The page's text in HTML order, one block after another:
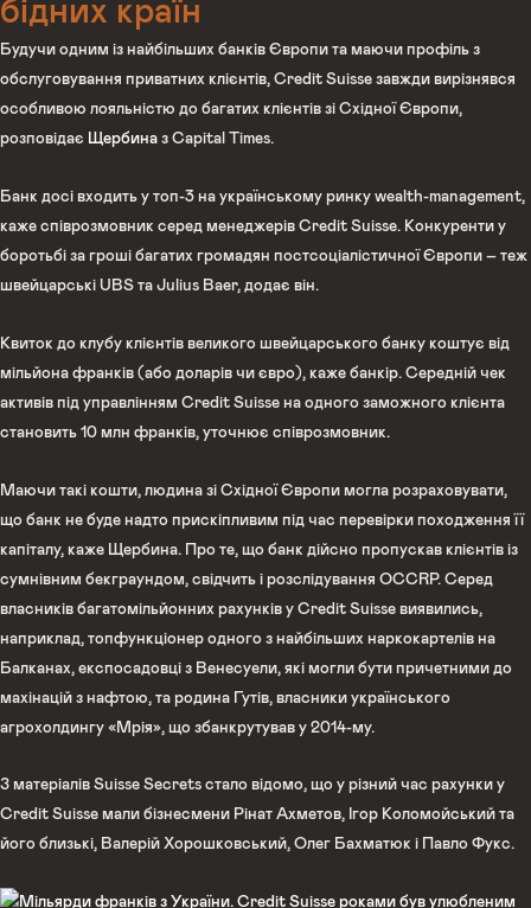
бідних країн
Будучи одним із найбільших банків Європи та маючи профіль з
обслуговування приватних клієнтів, Credit Suisse завжди вирізнявся
особливою лояльністю до багатих клієнтів зі Східної Європи,
розповідає Щербина з Capital Times.
Банк досі входить у топ-3 на українському ринку wealth-management,
каже співрозмовник серед менеджерів Credit Suisse. Конкуренти у
боротьбі за гроші багатих громадян постсоціалістичної Європи – теж
швейцарські UBS та Julius Baer, додає він.
Квиток до клубу клієнтів великого швейцарського банку коштує від
мільйона франків (або доларів чи євро), каже банкір. Середній чек
активів під управлінням Credit Suisse на одного заможного клієнта
становить 10 млн франків, уточнює співрозмовник.
Маючи такі кошти, людина зі Східної Європи могла розраховувати,
що банк не буде надто прискіпливим під час перевірки походження її
капіталу, каже Щербина. Про те, що банк дійсно пропускав клієнтів із
сумнівним бекграундом, свідчить і розслідування OСCRP. Серед
власників багатомільйонних рахунків у Credit Suisse виявились,
наприклад, топфункціонер одного з найбільших наркокартелів на
Балканах, експосадовці з Венесуели, які могли бути причетними до
махінацій з нафтою, та родина Гутів, власники українського
агрохолдингу «Мрія», що збанкрутував у 2014-му.
З матеріалів Suisse Secrets стало відомо, що у різний час рахунки у
Credit Suisse мали бізнесмени Рінат Ахметов, Ігор Коломойський та
його близькі, Валерій Хорошковський, Олег Бахматюк і Павло Фукс.